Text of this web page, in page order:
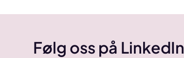
Følg oss på LinkedIn